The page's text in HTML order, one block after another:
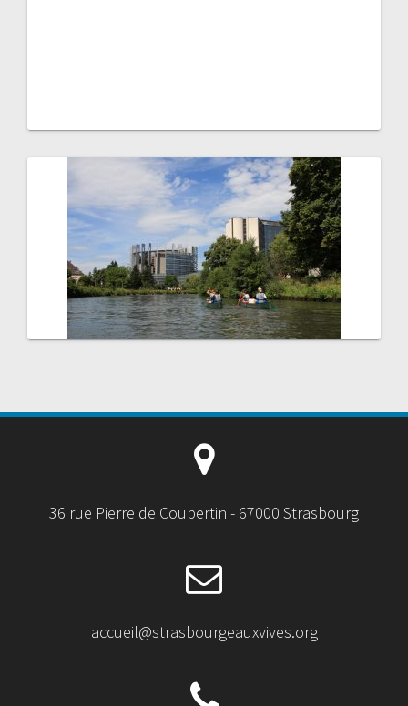
36 rue Pierre de Coubertin - 67000 Strasbourg
accueil@strasbourgeauxvives.org